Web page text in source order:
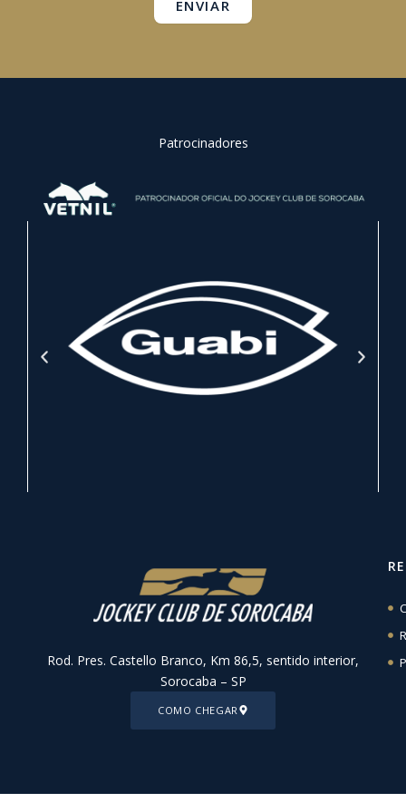
ENVIAR
Patrocinadores
Rod. Pres. Castello Branco, Km 86,5, sentido interior,
Sorocaba – SP
COMO CHEGAR